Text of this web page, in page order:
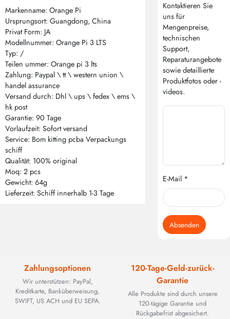
Markenname: Orange Pi
Ursprungsort: Guangdong, China
Privat Form: JA
Modellnummer: Orange Pi 3 LTS
Typ: /
Teilen ummer: Orange pi 3 lts
Zahlung: Paypal \ tt \ western union \
handel assurance
Versand durch: Dhl \ ups \ fedex \ ems \
hk post
Garantie: 90 Tage
Vorlaufzeit: Sofort versand
Service: Bom kitting pcba Verpackungs
schiff
Qualität: 100% original
Moq: 2 pcs
Gewicht: 64g
Lieferzeit: Schiff innerhalb 1-3 Tage
Kontaktieren Sie
uns für
Mengenpreise,
technischen
Support,
Reparaturangebote
sowie detaillierte
Produktfotos oder -
videos.
E-Mail *
Absenden
Zahlungsoptionen
Wir unterstützen: PayPal,
Kreditkarte, Banküberweisung,
SWIFT, US ACH und EU SEPA.
120-Tage-Geld-zurück-
Garantie
Alle Produkte sind durch unsere
120-tägige Garantie und
Rückgabefrist abgesichert.